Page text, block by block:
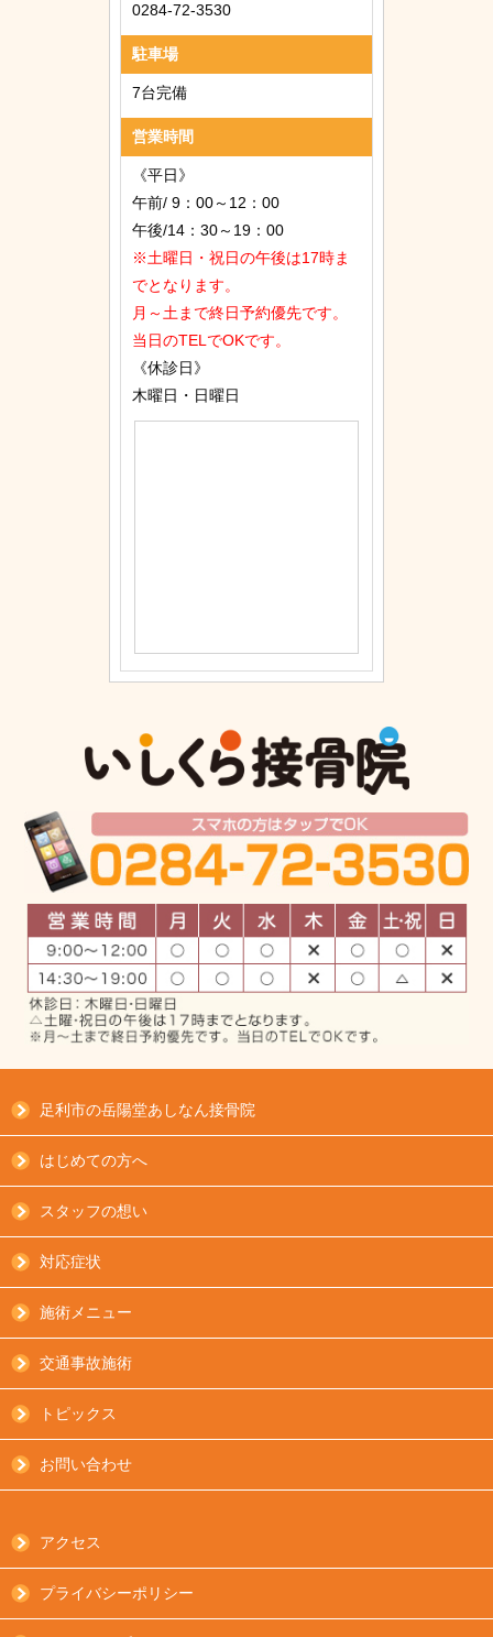
0284-72-3530
駐車場
7台完備
営業時間
《平日》
午前/ 9：00～12：00
午後/14：30～19：00
※土曜日・祝日の午後は17時ま
でとなります。
月～土まで終日予約優先です。
当日のTELでOKです。
《休診日》
木曜日・日曜日
足利市の岳陽堂あしなん接骨院
はじめての方へ
スタッフの想い
対応症状
施術メニュー
交通事故施術
トピックス
お問い合わせ
アクセス
プライバシーポリシー